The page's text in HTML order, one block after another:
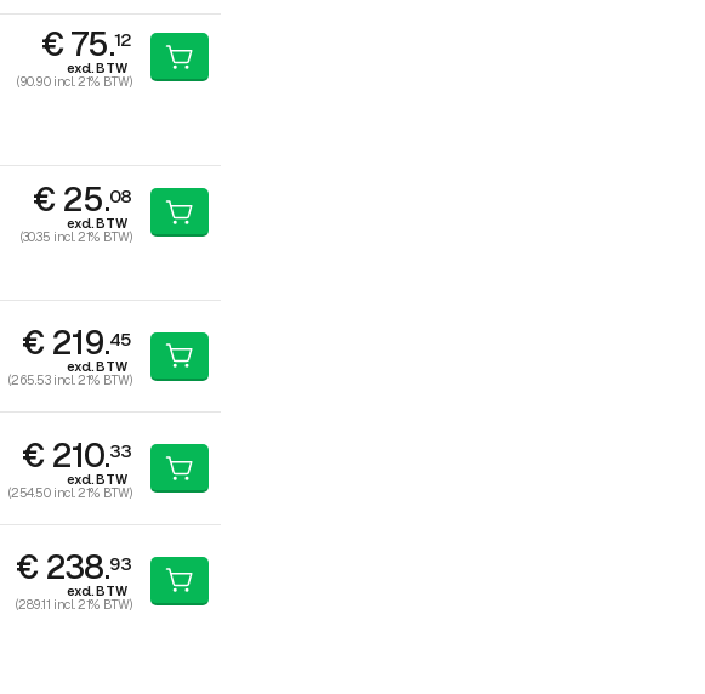
€ 75.12
excl. BTW
(90.90 incl. 21% BTW)
€ 25.08
excl. BTW
(30.35 incl. 21% BTW)
€ 219.45
excl. BTW
(265.53 incl. 21% BTW)
€ 210.33
excl. BTW
(254.50 incl. 21% BTW)
€ 238.93
excl. BTW
(289.11 incl. 21% BTW)